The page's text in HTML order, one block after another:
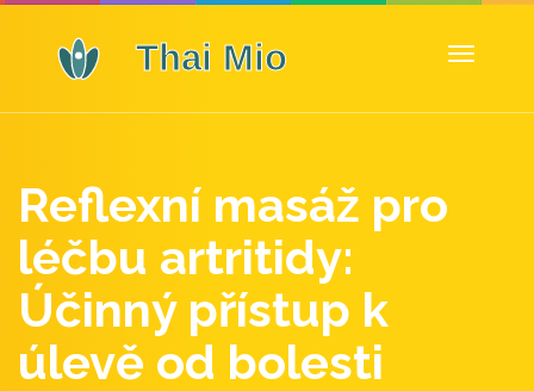
Zobrazit
Reflexní masáž pro
léčbu artritidy:
Účinný přístup k
úlevě od bolesti